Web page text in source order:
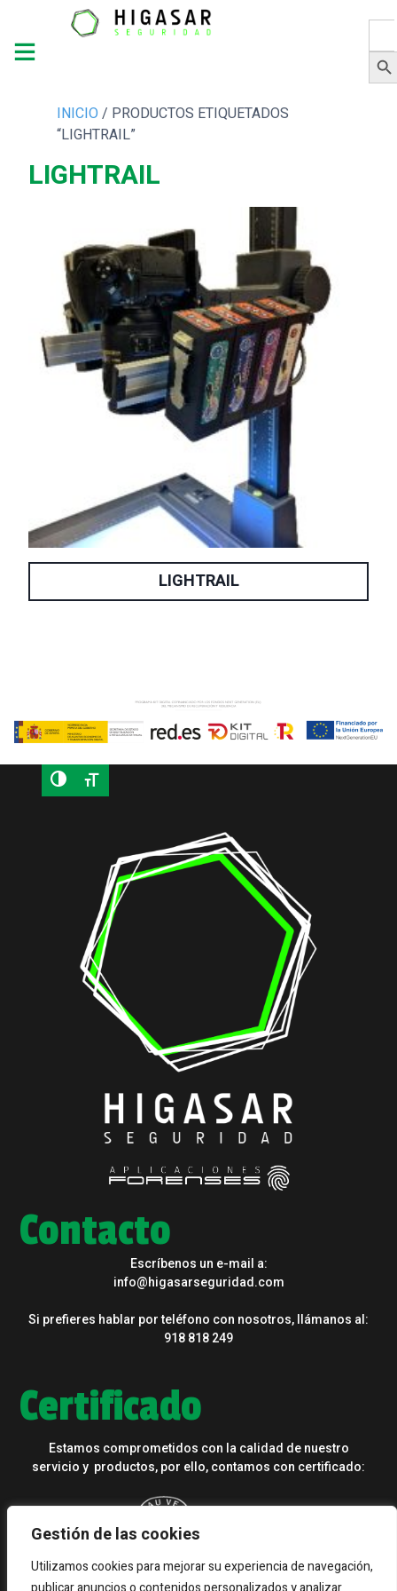
Gestión de las cookies
Utilizamos cookies para mejorar su experiencia de navegación,
Botón
INICIO / PRODUCTOS ETIQUETADOS
“LIGHTRAIL”
LIGHTRAIL
LIGHTRAIL
Contacto
Escríbenos un e-mail a:
info@higasarseguridad.com
Si prefieres hablar por teléfono con nosotros, llámanos al:
918 818 249
Certificado
Estamos comprometidos con la calidad de nuestro
servicio y productos, por ello, contamos con certificado: